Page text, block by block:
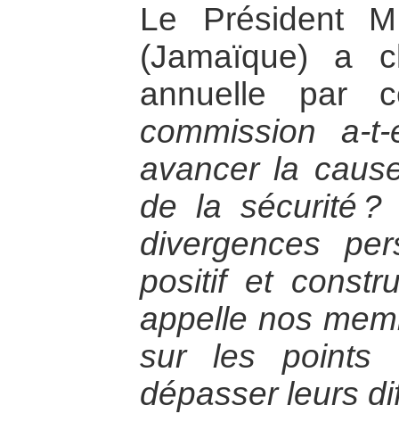
Le Président
(Jamaïque) a
annuelle
commission a-
avancer la
de la sécurité
divergences
positif et
appelle nos
sur les points
dépasser leurs